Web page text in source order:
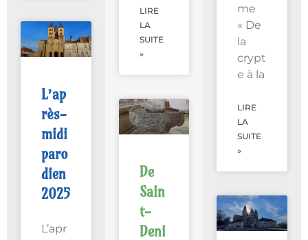
L’ap
rès-
midi
paro
dien
2025
L’apr
LIRE
LA
SUITE
»
De
Sain
t-
Deni
me
« De
la
crypt
e à la
LIRE
LA
SUITE
»